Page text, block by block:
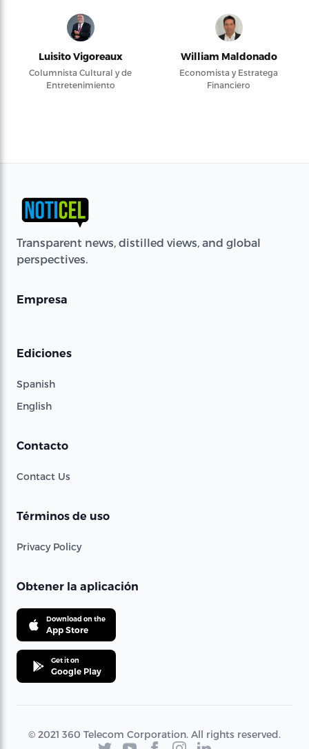
Luisito Vigoreaux
Columnista Cultural y de
Entretenimiento
William Maldonado
Economista y Estratega
Financiero
Transparent news, distilled views, and global
perspectives.
Empresa
Ediciones
Spanish
English
Contacto
Contact Us
Términos de uso
Privacy Policy
Obtener la aplicación
Download on the
App Store
Get it on
Google Play
© 2021 360 Telecom Corporation. All rights reserved.